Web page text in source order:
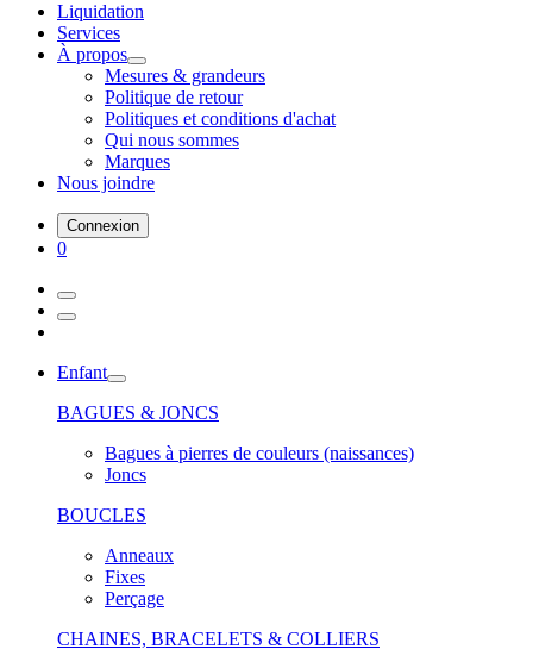
Liquidation
Services
À propos
Mesures & grandeurs
Politique de retour
Politiques et conditions d'achat
Qui nous sommes
Marques
Nous joindre
Connexion
0
Enfant
BAGUES & JONCS
Bagues à pierres de couleurs (naissances)
Joncs
BOUCLES
Anneaux
Fixes
Perçage
CHAINES, BRACELETS & COLLIERS